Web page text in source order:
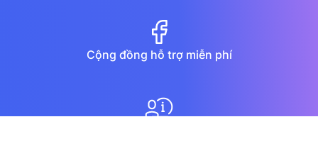
Cộng đồng hỗ trợ miễn phí